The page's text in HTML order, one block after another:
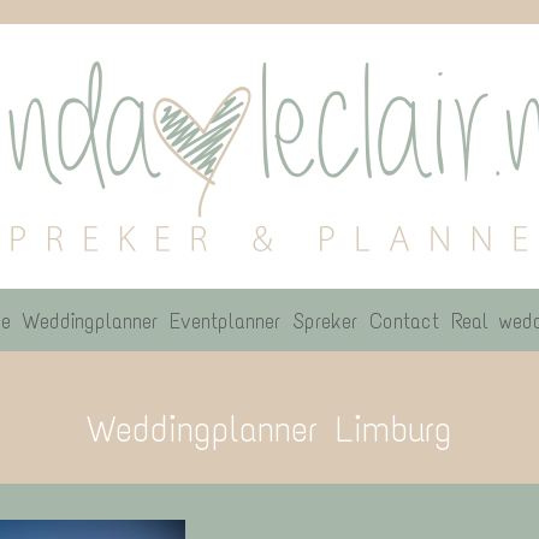
Weddingplanner Eventplanner Spreker Contact Real
Weddingplanner Limburg